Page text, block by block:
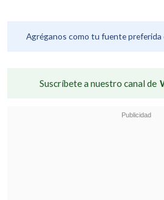
Agréganos como tu fuente preferida
Suscríbete a nuestro canal de